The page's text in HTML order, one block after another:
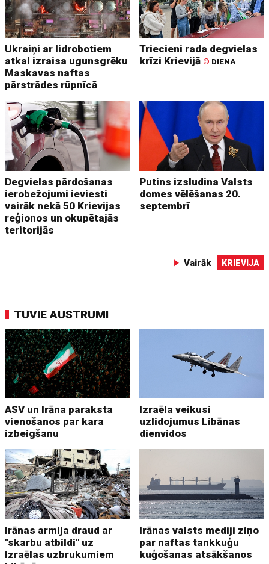
Ukraiņi ar lidrobotiem
atkal izraisa ugunsgrēku
Maskavas naftas
pārstrādes rūpnīcā
Triecieni rada degvielas
krīzi Krievijā © DIENA
Degvielas pārdošanas
ierobežojumi ieviesti
vairāk nekā 50 Krievijas
reģionos un okupētajās
teritorijās
Putins izsludina Valsts
domes vēlēšanas 20.
septembrī
Vairāk KRIEVIJA
TUVIE AUSTRUMI
ASV un Irāna paraksta
vienošanos par kara
izbeigšanu
Izraēla veikusi
uzlidojumus Libānas
dienvidos
Irānas armija draud ar
"skarbu atbildi" uz
Izraēlas uzbrukumiem
Irānas valsts mediji ziņo
par naftas tankkuģu
kuģošanas atsākšanos